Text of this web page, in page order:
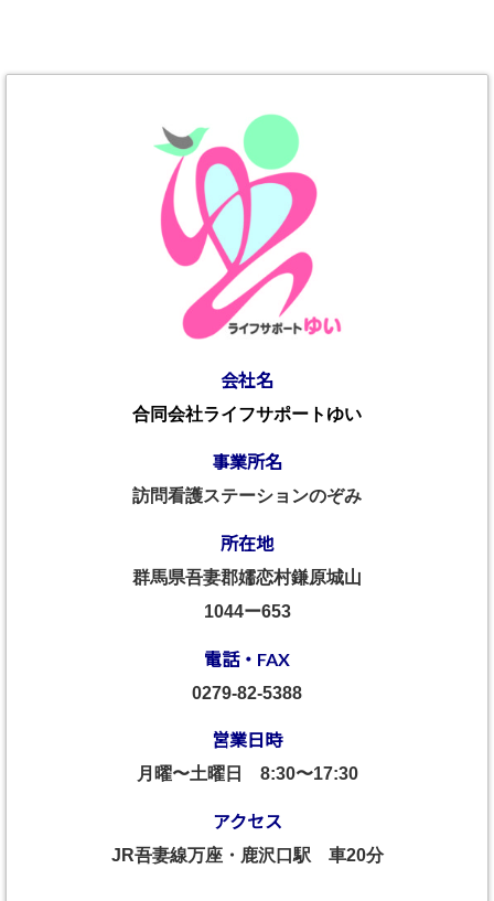
会社名
合同会社ライフサポートゆい
事業所名
訪問看護ステーションのぞみ
所在地
群馬県吾妻郡嬬恋村鎌原城山
1044ー653
電話・FAX
0279-82-5388
営業日時
月曜〜土曜日 8:30〜17:30
アクセス
JR吾妻線万座・鹿沢口駅 車20分